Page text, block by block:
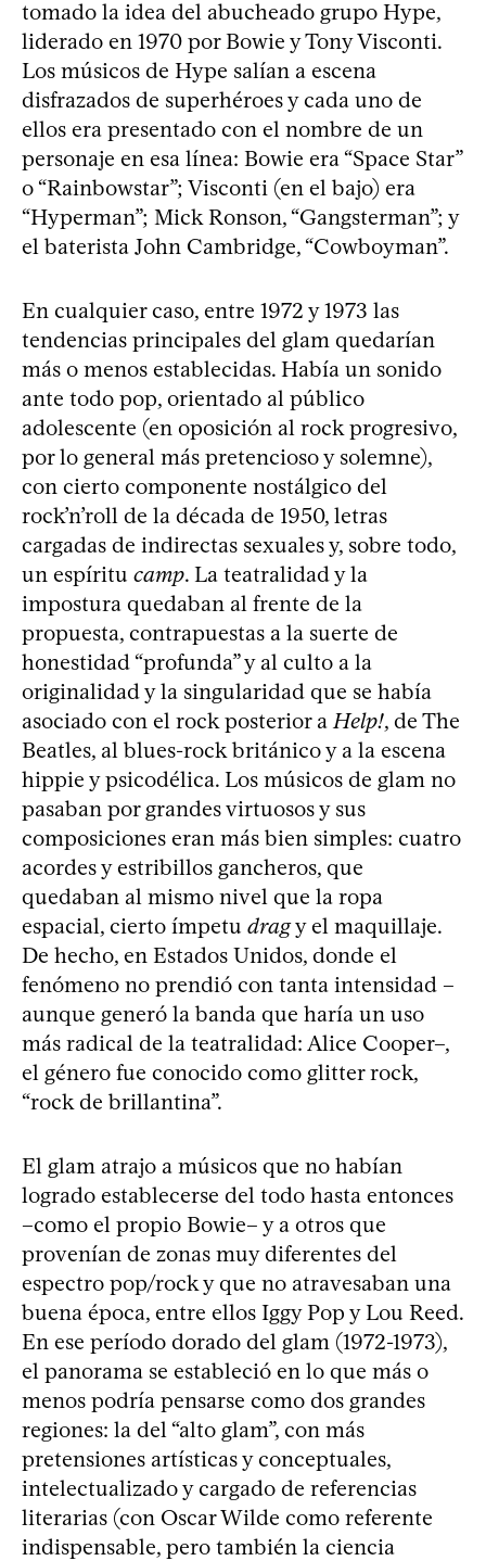
tomado la idea del abucheado grupo Hype,
liderado en 1970 por Bowie y Tony Visconti.
Los músicos de Hype salían a escena
disfrazados de superhéroes y cada uno de
ellos era presentado con el nombre de un
personaje en esa línea: Bowie era “Space Star”
o “Rainbowstar”; Visconti (en el bajo) era
“Hyperman”; Mick Ronson, “Gangsterman”; y
el baterista John Cambridge, “Cowboyman”.
En cualquier caso, entre 1972 y 1973 las
tendencias principales del glam quedarían
más o menos establecidas. Había un sonido
ante todo pop, orientado al público
adolescente (en oposición al rock progresivo,
por lo general más pretencioso y solemne),
con cierto componente nostálgico del
rock’n’roll de la década de 1950, letras
cargadas de indirectas sexuales y, sobre todo,
un espíritu camp. La teatralidad y la
impostura quedaban al frente de la
propuesta, contrapuestas a la suerte de
honestidad “profunda” y al culto a la
originalidad y la singularidad que se había
asociado con el rock posterior aHelp!, de The
Beatles, al blues-rock británico y a la escena
hippie y psicodélica. Los músicos de glam no
pasaban por grandes virtuosos y sus
composiciones eran más bien simples: cuatro
acordes y estribillos gancheros, que
quedaban al mismo nivel que la ropa
espacial, cierto ímpetu dragy el maquillaje.
De hecho, en Estados Unidos, donde el
fenómeno no prendió con tanta intensidad –
aunque generó la banda que haría un uso
más radical de la teatralidad: Alice Cooper–,
el género fue conocido como glitter rock,
“rock de brillantina”.
El glam atrajo a músicos que no habían
logrado establecerse del todo hasta entonces
–como el propio Bowie– y a otros que
provenían de zonas muy diferentes del
espectro pop/rock y que no atravesaban una
buena época, entre ellos Iggy Pop y Lou Reed.
En ese período dorado del glam (1972-1973),
el panorama se estableció en lo que más o
menos podría pensarse como dos grandes
regiones: la del “alto glam”, con más
pretensiones artísticas y conceptuales,
intelectualizado y cargado de referencias
literarias (con Oscar Wilde como referente
indispensable, pero también la ciencia